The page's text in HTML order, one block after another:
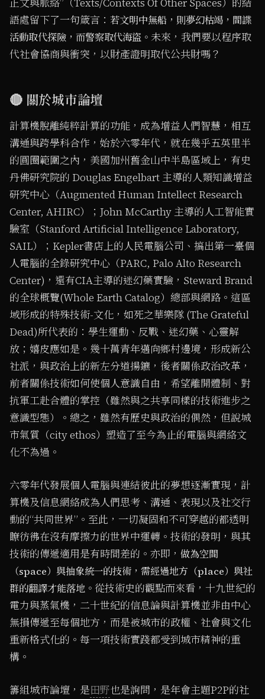
語處留下了一句箴言： 若文明中無船，則夢幻枯竭，間諜
活動取代探險，而警察取代海盜。 未來，我們要以程序取
代社會協商與衝突，以財產證明取代公共財嗎？
🔴 關於城市論壇
計算機脫離純粹計算的功能，成為增益人們智慧，相互
溝通與跨學科合作，始於六零年代，就在幾乎五英里半
的圓圈範圍之內，美國加州舊金山中半島區域上，有史
丹佛研究院的 Douglas Engelbart 主導的人類知識增益
研究中心（Augmented Human Intellect Research
Center, AHIRC）；John McCarthy 主導的人工智能實
驗室（Stanford Artificial Intelligence Laboratory,
SAIL）；Kepler書店上的人民電腦公司、搞出第一臺個
人電腦的全錄研究中心（PARC, Palo Alto Research
Center)，還有CIA主導的迷幻藥實驗，Steward Brand
的全球概覽(Whole Earth Catalog）總部與網路。這區
域形成的特殊技術-文化，如死之華樂隊 (The Grateful
Dead)所代表的：學生運動、反戰、迷幻藥、心靈解
放；嬉皮應如是。幾十萬青年邁向鄉村邊境，形成新公
社派，與政治上的新左分道揚鑣，後者關係政治改革，
前者關係技術如何使個人意識自由，希望離開體制、對
抗軍工赴合體的掌控（雖然與之共享同樣的技術進步之
意識型態）。總之，雖然有歷史與政治的偶然，但說城
市氣質（city ethos）塑造了至今為止的電腦與網絡文
化不為過。
六零年代發展個人電腦與連結彼此的夢想逐漸實現，計
算機及信息網絡成為人們思考、溝通、表現以及社交行
動的“共同世界”。至此，一切凝固和不可穿越的都透明
瞭彷彿在沒有摩擦力的世界中運轉。技術的發明，與其
技術的傳遞適用是有時間差的。亦即， 做為空間
（space）與抽象統一的技術，需經過地方（place）與社
群的翻譯才能落地。 從技術史的觀點而來看，十九世紀的
電力與蒸氣機，二十世紀的信息論與計算機並非由中心
無損傳遞至每個地方，而是被城市的政權、社會與文化
重新格式化的。每一項技術實踐都受到城市精神的重
構。
籌組城市論壇，是田野也是詢問，是年會主題P2P的社